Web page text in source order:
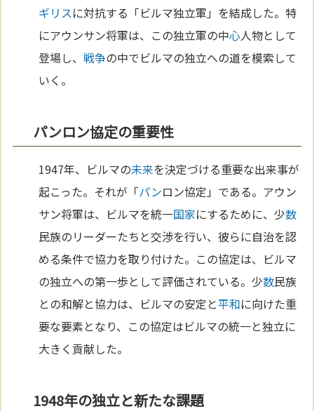
ギリスに対抗する「ビルマ独立軍」を結成した。特
にアウンサン将軍は、この独立軍の中心人物として
登場し、戦争の中でビルマの独立への道を模索して
いく。
パンロン協定の重要性
1947年、ビルマの未来を決定づける重要な出来事が
起こった。それが「パンロン協定」である。アウン
サン将軍は、ビルマを統一国家にするために、少数
民族のリーダーたちと交渉を行い、彼らに自治を認
める条件で協力を取り付けた。この協定は、ビルマ
の独立への第一歩として評価されている。少数民族
との和解と協力は、ビルマの安定と平和に向けた重
要な要素となり、この協定はビルマの統一と独立に
大きく貢献した。
1948年の独立と新たな課題